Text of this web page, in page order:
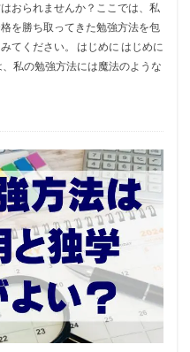
おられませんか？ここでは、私
を勝ち取ってきた勉強方法を包
てください。 はじめに はじめに
私の勉強方法には魔法のような